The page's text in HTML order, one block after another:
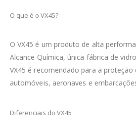
O que é o VX45?
O VX45 é um produto de alta
Alcance Química, única fábrica de
VX45 é recomendado para a proteção
automóveis, aeronaves e
Diferenciais do VX45